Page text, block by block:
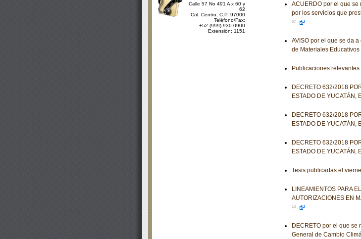
Calle 57 No 491 A x 60 y
62
Col. Centro, C.P. 97000
Teléfono/Fax:
+52 (999) 930-0900
Extensión: 1151
ACUERDO por el que
por los servicios que
07
AVISO por el que se da
de Materiales
Publicaciones
DECRETO 632/2018
ESTADO DE YUCATÁN,
DECRETO 632/2018
ESTADO DE YUCATÁN,
DECRETO 632/2018
ESTADO DE YUCATÁN,
Tesis publicadas el
LINEAMIENTOS PARA
AUTORIZACIONES EN
13
DECRETO por el que
General de Cambio